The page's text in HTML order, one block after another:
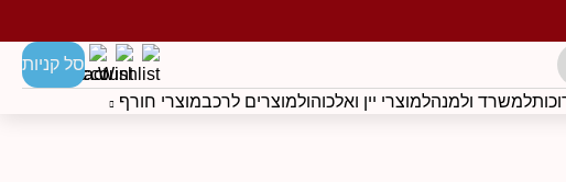
סל קניות
למשרד ולמנהלמוצרי יין ואלכוהולמוצרים לרכבמוצרי חורף